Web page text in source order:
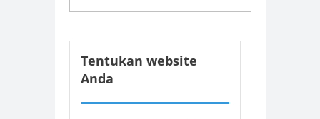
Tentukan website
Anda